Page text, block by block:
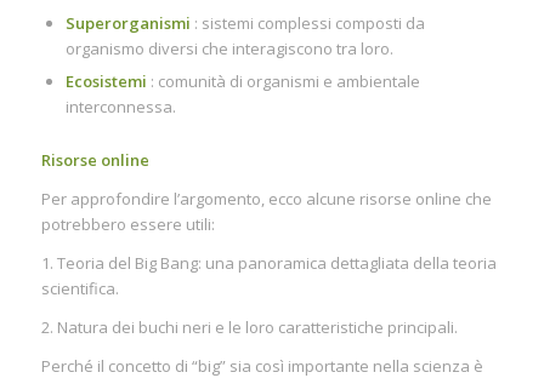
Superorganismi : sistemi complessi composti da
organismo diversi che interagiscono tra loro.
Ecosistemi : comunità di organismi e ambientale
interconnessa.
Risorse online
Per approfondire l’argomento, ecco alcune risorse online che
potrebbero essere utili:
1. Teoria del Big Bang: una panoramica dettagliata della teoria
scientifica.
2. Natura dei buchi neri e le loro caratteristiche principali.
Perché il concetto di “big” sia così importante nella scienza è